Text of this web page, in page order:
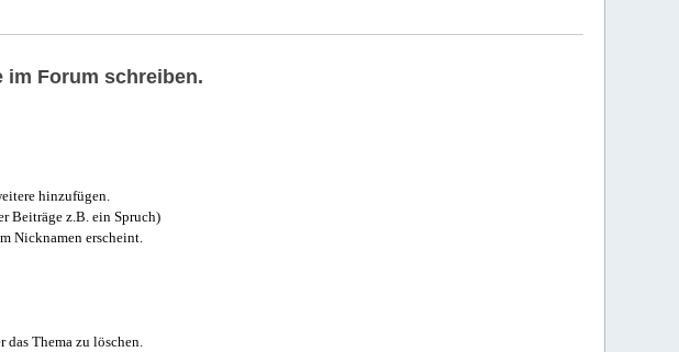
im Forum schreiben.
hinzufügen.
Beiträge z.B. ein Spruch)
Nicknamen erscheint.
Thema zu löschen.